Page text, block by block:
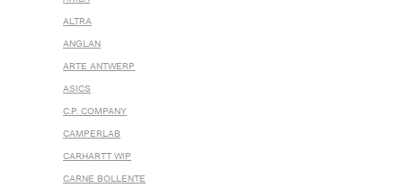
ALTRA
ANGLAN
ARTE ANTWERP
ASICS
C.P. COMPANY
CAMPERLAB
CARHARTT WIP
CARNE BOLLENTE